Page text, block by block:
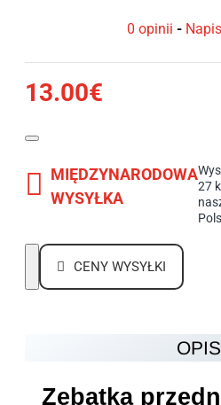
0 opinii -
13.00€
MIĘDZYNARODOWA
WYSYŁKA
27
CENY WYSYŁKI
OPIS
Zębatka